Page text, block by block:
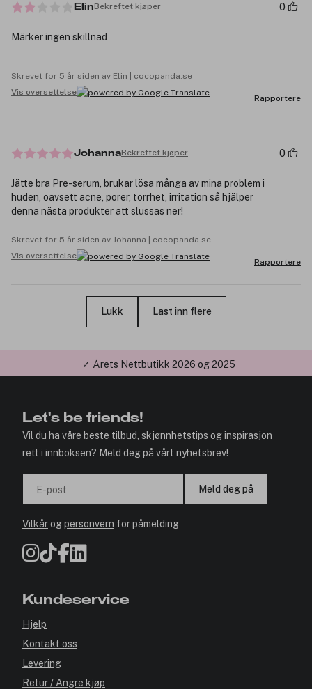
ElinBekreftet kjøper 0
Märker ingen skillnad
Skrevet for 5 år siden av Elin | cocopanda.se
Vis oversettelse
Rapportere
JohannaBekreftet kjøper 0
Jätte bra Pre-serum, brukar lösa många av mina problem i
huden, oavsett acne, porer, torrhet, irritation så hjälper
denna nästa produkter att slussas ner!
Skrevet for 5 år siden av Johanna | cocopanda.se
Vis oversettelse
Rapportere
Lukk Last inn flere
✓ Årets Nettbutikk 2026 og 2025
Let's be friends!
Vil du ha våre beste tilbud, skjønnhetstips og inspirasjon
rett i innboksen? Meld deg på vårt nyhetsbrev!
E-post Meld deg på
Vilkårogpersonvern for påmelding
Kundeservice
Hjelp
Kontakt oss
Levering
Retur / Angre kjøp